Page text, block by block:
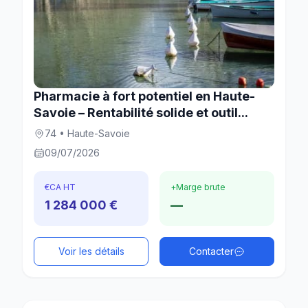
Pharmacie à fort potentiel en Haute-
Savoie – Rentabilité solide et outil...
74 • Haute-Savoie
09/07/2026
€CA HT
1 284 000 €
+Marge brute
—
Voir les détails Contacter